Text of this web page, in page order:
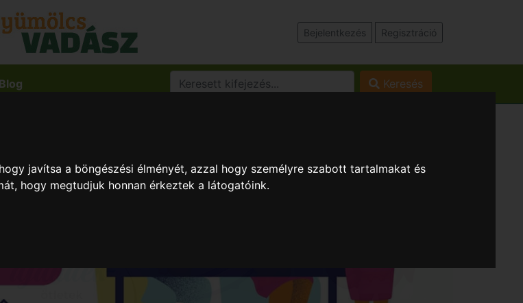
javítsa a böngészési élményét, azzal hogy személyre szabott tartalmakat és
hogy megtudjuk honnan érkeztek a látogatóink.
Bejelentkezés Regisztráció
Blog Keresés